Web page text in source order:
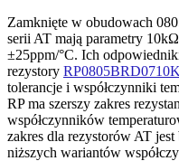
Zamknięte w obudowach
serii AT mają parametry
±25ppm/°C. Ich
rezystory
tolerancje i współczynniki
RP ma szerszy zakres
współczynników
zakres dla rezystorów AT
niższych wariantów